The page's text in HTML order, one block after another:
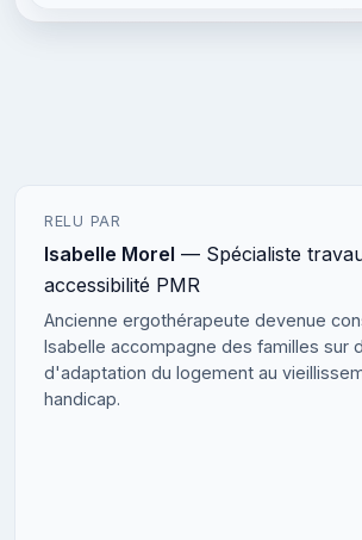
RELU PAR
Isabelle Morel — Spécialiste
accessibilité PMR
Ancienne ergothérapeute devenue
Isabelle accompagne des familles sur
d'adaptation du logement au
handicap.